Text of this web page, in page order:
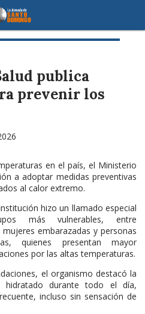
publica
prevenir los
en el país, el Ministerio
a adoptar medidas preventivas
al calor extremo.
hizo un llamado especial
más vulnerables, entre
embarazadas y personas
quienes presentan mayor
por las altas temperaturas.
el organismo destacó la
hidratado durante todo el día,
incluso sin sensación de